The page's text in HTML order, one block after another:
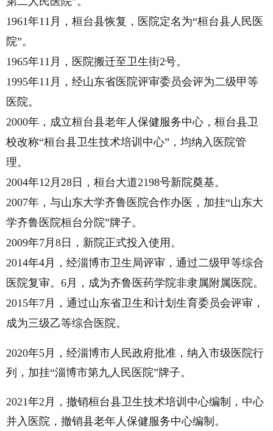
1961年11月，桓台县恢复，医院定名为“桓台县人民医
院”。
1965年11月，医院搬迁至卫生街2号。
1995年11月，经山东省医院评审委员会评为二级甲等
医院。
2000年，成立桓台县老年人保健服务中心，桓台县卫
校改称“桓台县卫生技术培训中心”，均纳入医院管
理。
2004年12月28日，桓台大道2198号新院奠基。
2007年，与山东大学齐鲁医院合作办医，加挂“山东大
学齐鲁医院桓台分院”牌子。
2009年7月8日，新院正式投入使用。
2014年4月，经淄博市卫生局评审，通过二级甲等综合
医院复审。6月，成为齐鲁医药学院非隶属附属医院。
2015年7月，通过山东省卫生和计划生育委员会评审，
成为三级乙等综合医院。
2020年5月，经淄博市人民政府批准，纳入市级医院行
列，加挂“淄博市第九人民医院”牌子。
2021年2月，撤销桓台县卫生技术培训中心编制，中心
并入医院，撤销县老年人保健服务中心编制。